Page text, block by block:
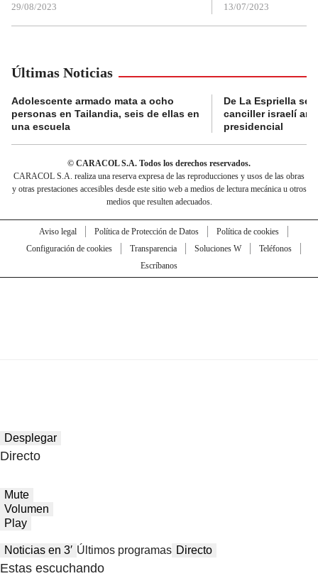
29/08/2023 13/07/2023
Últimas Noticias
Adolescente armado mata a ocho
personas en Tailandia, seis de ellas en
una escuela
De La Espriella se
canciller israelí
presidencial
© CARACOL S.A. Todos los derechos reservados.
CARACOL S.A. realiza una reserva expresa de las reproducciones y usos de las obras
y otras prestaciones accesibles desde este sitio web a medios de lectura mecánica u otros
medios que resulten adecuados.
Aviso legal Política de Protección de Datos
Política de cookies
Configuración de cookies
Transparencia Soluciones W
Teléfonos
Escríbanos
Desplegar
Directo
Mute
Volumen
Play
Noticias en 3′ Últimos programas Directo
Estas escuchando